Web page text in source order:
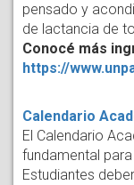
pensado y
de lactancia de
Conocé más
https://
Calendario
El Calendario
fundamental
Estudiantes